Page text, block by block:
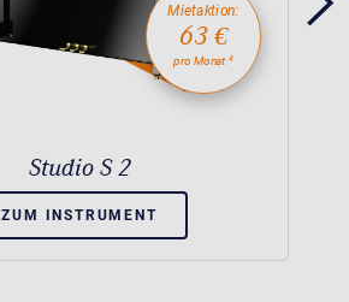
Mietaktion:
63 €
pro Monat 4
Studio S 2
ZUM INSTRUMENT